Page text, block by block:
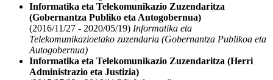
Informatika eta Telekomunikazio Zuzendaritza
(Gobernantza Publiko eta Autogobernua)
(2016/11/27 - 2020/05/19) Informatika eta
Telekomunikazioetako zuzendaria (Gobernantza Publikoa eta
Autogobernua)
Informatika eta Telekomunikazio Zuzendaritza (Herri
Administrazio eta Justizia)